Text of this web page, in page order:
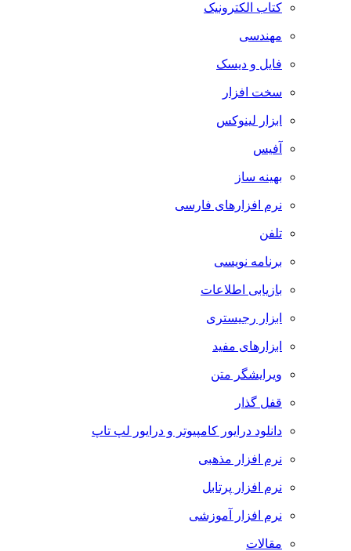
کتاب الکترونیک
مهندسی
فایل و دیسک
سخت افزار
ابزار لینوکس
آفیس
بهینه ساز
نرم افزارهای فارسی
تلفن
برنامه نویسی
بازیابی اطلاعات
ابزار رجیستری
ابزارهای مفید
ویرایشگر متن
قفل گذار
دانلود درایور کامپیوتر و درایور لپ تاپ
نرم افزار مذهبی
نرم افزار پرتابل
نرم افزار آموزشی
مقالات